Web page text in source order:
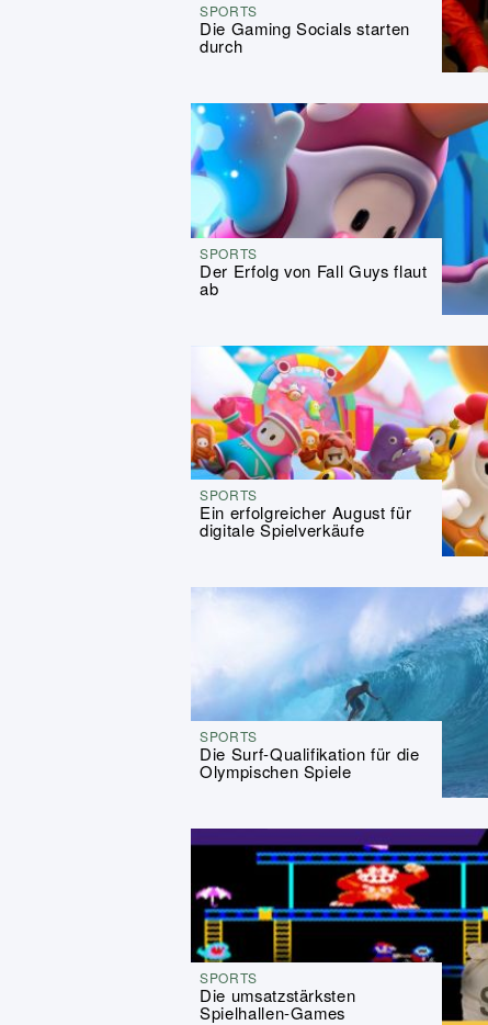
SPORTS
Die Gaming Socials starten
durch
SPORTS
Der Erfolg von Fall Guys flaut
ab
SPORTS
Ein erfolgreicher August für
digitale Spielverkäufe
SPORTS
Die Surf-Qualifikation für die
Olympischen Spiele
SPORTS
Die umsatzstärksten
Spielhallen-Games